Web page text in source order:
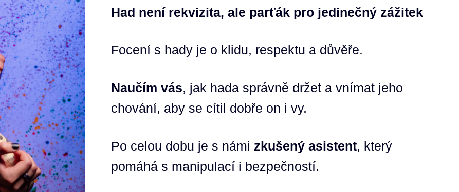
Had není rekvizita, ale parťák pro jedinečný zážitek
Focení s hady je o klidu, respektu a důvěře.
Naučím vás, jak hada správně držet a vnímat jeho
chování, aby se cítil dobře on i vy.
Po celou dobu je s námi zkušený asistent, který
pomáhá s manipulací i bezpečností.